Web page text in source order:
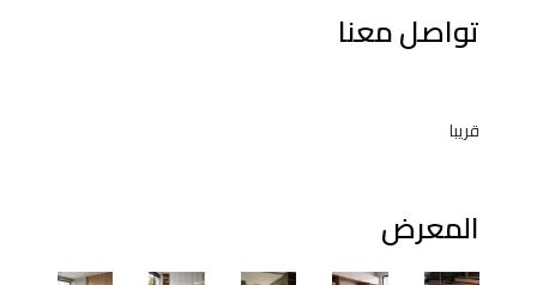
تواصل معنا
قريبا
المعرض